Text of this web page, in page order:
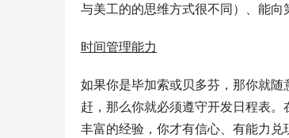
与美工的的思维方式很不同）、能向
时间管理能力
如果你是毕加索或贝多芬，那你就
赶，那么你就必须遵守开发日程表
丰富的经验，你才有信心、有能力兑